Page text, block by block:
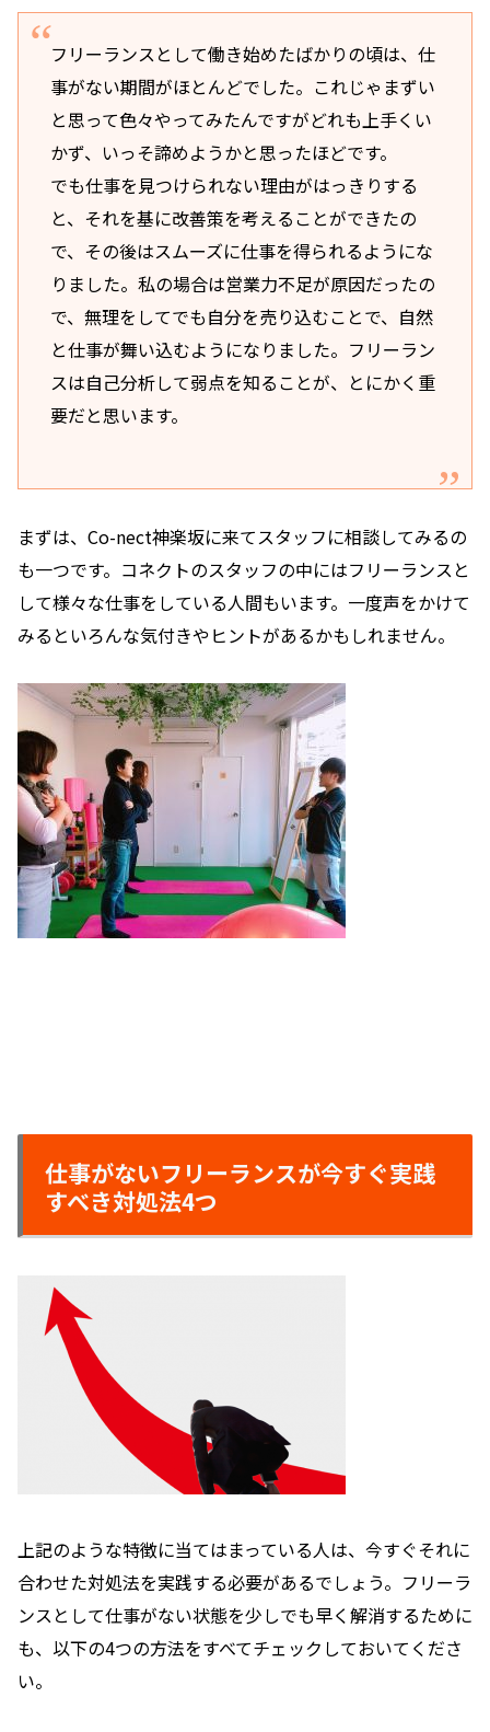
フリーランスとして働き始めたばかりの頃は、仕
事がない期間がほとんどでした。これじゃまずい
と思って色々やってみたんですがどれも上手くい
かず、いっそ諦めようかと思ったほどです。
でも仕事を見つけられない理由がはっきりする
と、それを基に改善策を考えることができたの
で、その後はスムーズに仕事を得られるようにな
りました。私の場合は営業力不足が原因だったの
で、無理をしてでも自分を売り込むことで、自然
と仕事が舞い込むようになりました。フリーラン
スは自己分析して弱点を知ることが、とにかく重
要だと思います。
まずは、Co-nect神楽坂に来てスタッフに相談してみるの
も一つです。コネクトのスタッフの中にはフリーランスと
して様々な仕事をしている人間もいます。一度声をかけて
みるといろんな気付きやヒントがあるかもしれません。
仕事がないフリーランスが今すぐ実践
すべき対処法4つ
上記のような特徴に当てはまっている人は、今すぐそれに
合わせた対処法を実践する必要があるでしょう。フリーラ
ンスとして仕事がない状態を少しでも早く解消するために
も、以下の4つの方法をすべてチェックしておいてくださ
い。